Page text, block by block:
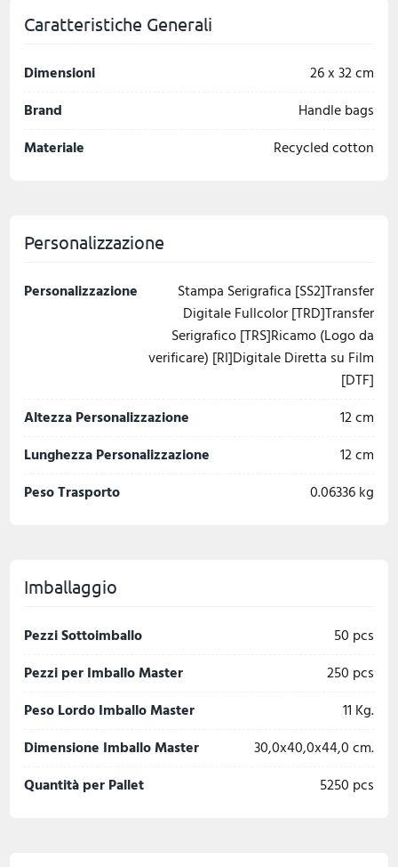
Caratteristiche Generali
Dimensioni
26 x 32 cm
Brand
Handle bags
Materiale
Recycled cotton
Personalizzazione
Personalizzazione
Stampa Serigrafica [SS2]Transfer
Digitale Fullcolor [TRD]Transfer
Serigrafico [TRS]Ricamo (Logo da
verificare) [RI]Digitale Diretta su Film
[DTF]
Altezza Personalizzazione
12 cm
Lunghezza Personalizzazione
12 cm
Peso Trasporto
0.06336 kg
Imballaggio
Pezzi Sottoimballo
50 pcs
Pezzi per Imballo Master
250 pcs
Peso Lordo Imballo Master
11 Kg.
Dimensione Imballo Master
30,0x40,0x44,0 cm.
Quantità per Pallet
5250 pcs